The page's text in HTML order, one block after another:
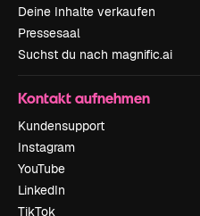
Deine Inhalte verkaufen
Pressesaal
Suchst du nach magnific.ai
Kontakt aufnehmen
Kundensupport
Instagram
YouTube
LinkedIn
TikTok